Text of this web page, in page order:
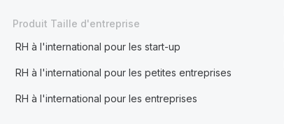
Produit Taille d'entreprise
RH à l'international pour les start-up
RH à l'international pour les petites entreprises
RH à l'international pour les entreprises